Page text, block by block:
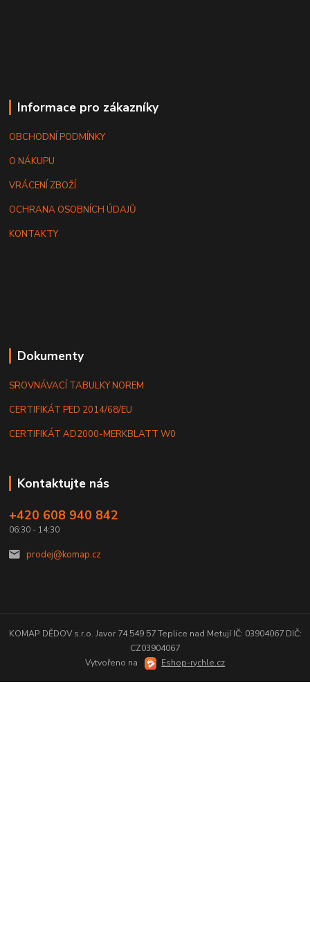
Informace pro zákazníky
OBCHODNÍ PODMÍNKY
O NÁKUPU
VRÁCENÍ ZBOŽÍ
OCHRANA OSOBNÍCH ÚDAJŮ
KONTAKTY
Dokumenty
SROVNÁVACÍ TABULKY NOREM
CERTIFIKÁT PED 2014/68/EU
CERTIFIKÁT AD2000-MERKBLATT W0
Kontaktujte nás
+420 608 940 842
06:30 - 14:30
prodej@komap.cz
KOMAP DĚDOV s.r.o. Javor 74 549 57 Teplice nad Metují IČ: 03904067 DIČ:
CZ03904067
Vytvořeno na
Eshop-rychle.cz